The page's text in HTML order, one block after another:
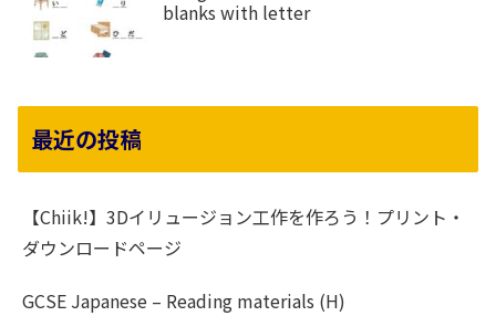
blanks with letter
最近の投稿
【Chiik!】3Dイリュージョン工作を作ろう！プリント・
ダウンロードページ
GCSE Japanese – Reading materials (H)